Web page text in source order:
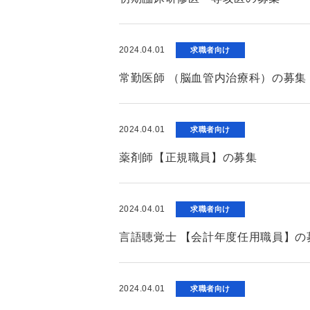
2024.04.01 求職者向け
常勤医師 （脳血管内治療科）の募集
2024.04.01 求職者向け
薬剤師【正規職員】の募集
2024.04.01 求職者向け
言語聴覚士 【会計年度任用職員】の
2024.04.01 求職者向け